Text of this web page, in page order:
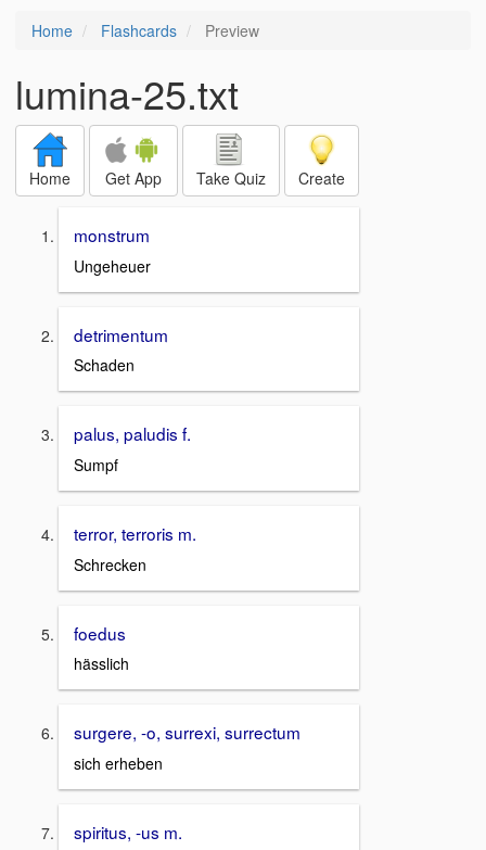
Home Flashcards Preview
lumina-25.txt
Home Get App Take Quiz Create
monstrum
Ungeheuer
detrimentum
Schaden
palus, paludis f.
Sumpf
terror, terroris m.
Schrecken
foedus
hässlich
surgere, -o, surrexi, surrectum
sich erheben
spiritus, -us m.